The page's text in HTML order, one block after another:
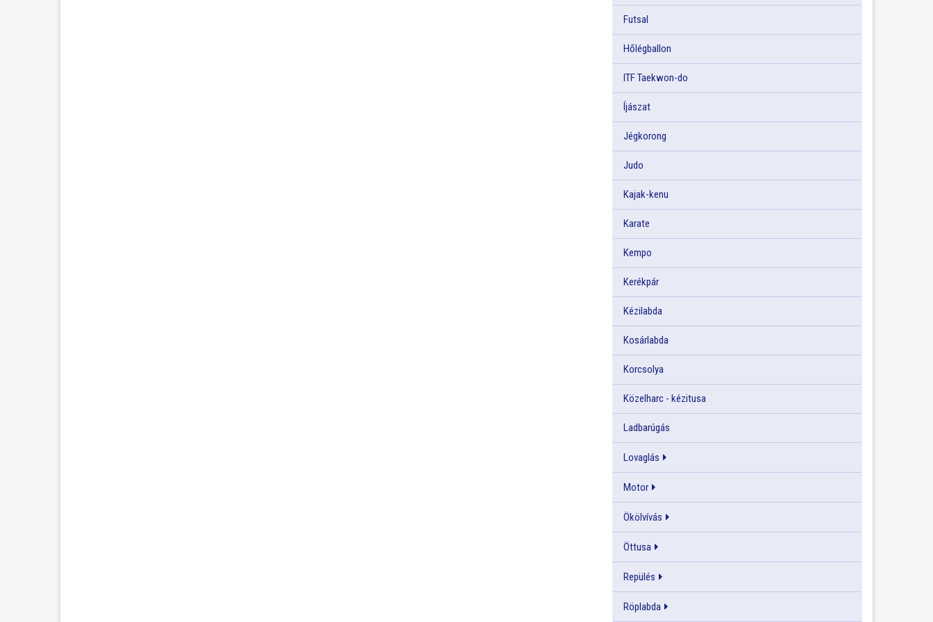
Futsal
Hőlégballon
ITF Taekwon-do
Íjászat
Jégkorong
Judo
Kajak-kenu
Karate
Kempo
Kerékpár
Kézilabda
Kosárlabda
Korcsolya
Közelharc - kézitusa
Ladbarúgás
Lovaglás
Motor
Ökölvívás
Öttusa
Repülés
Röplabda